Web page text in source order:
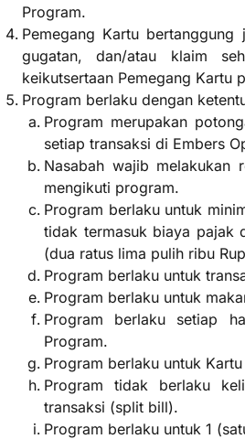
Program.
Pemegang Kartu
gugatan, dan/atau klaim
keikutsertaan Pemegang Kartu
Program berlaku dengan
Program merupakan
setiap transaksi di Embers
Nasabah wajib melakukan
mengikuti program.
Program berlaku untuk
tidak termasuk biaya pajak
(dua ratus lima pulih ribu
Program berlaku untuk
Program berlaku untuk
Program berlaku setiap
Program.
Program berlaku untuk
Program tidak berlaku
transaksi (split bill).
Program berlaku untuk 1